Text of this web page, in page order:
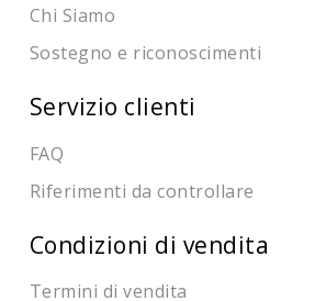
Chi Siamo
Sostegno e riconoscimenti
Servizio clienti
FAQ
Riferimenti da controllare
Condizioni di vendita
Termini di vendita